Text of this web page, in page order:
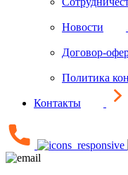
Новости
Договор-
Политика
Контакты